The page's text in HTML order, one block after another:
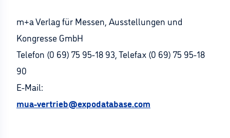
m+a Verlag für Messen, Ausstellungen und
Kongresse GmbH
Telefon (0 69) 75 95-18 93, Telefax (0 69) 75 95-18
90
E-Mail:
mua-vertrieb@expodatabase.com